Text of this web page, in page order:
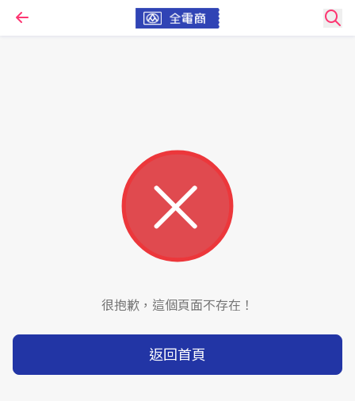
很抱歉，這個頁面不存在！
返回首頁